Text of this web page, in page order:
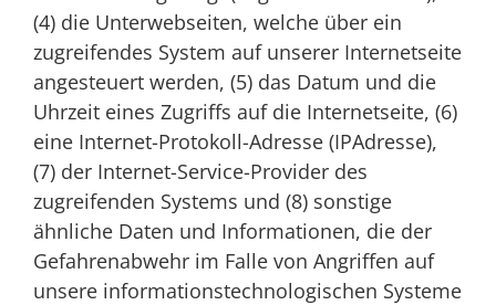
(4) die Unterwebseiten, welche über ein
zugreifendes System auf unserer Internetseite
angesteuert werden, (5) das Datum und die
Uhrzeit eines Zugriffs auf die Internetseite, (6)
eine Internet-Protokoll-Adresse (IPAdresse),
(7) der Internet-Service-Provider des
zugreifenden Systems und (8) sonstige
ähnliche Daten und Informationen, die der
Gefahrenabwehr im Falle von Angriffen auf
unsere informationstechnologischen Systeme